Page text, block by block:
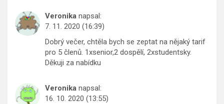
Veronika napsal:
7. 11. 2020 (16:39)
Dobrý večer, chtěla bych se zeptat na nějaký tarif
pro 5 členů. 1xsenior,2 dospělí, 2xstudentsky.
Děkuji za nabídku
Veronika napsal:
16. 10. 2020 (13:55)